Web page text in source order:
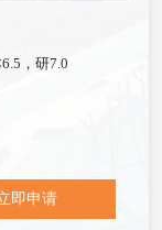
，研7.0
即申请